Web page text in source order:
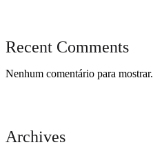
Recent Comments
Nenhum comentário para mostrar.
Archives